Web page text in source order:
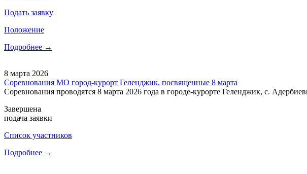
Подать заявку
Положение
Подробнее →
8 марта 2026
Соревнования МО город-курорт Геленджик, посвященные 8 марта
Соревнования проводятся 8 марта 2026 года в городе-курорте Геленджик, с.
Завершена
подача заявки
Cписок участников
Подробнее →